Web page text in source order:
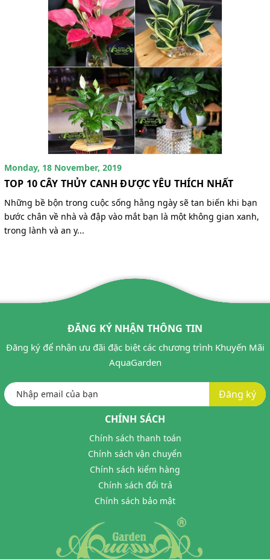
Monday, 18 November, 2019
TOP 10 CÂY THỦY CANH ĐƯỢC YÊU THÍCH NHẤT
Những bề bộn trong cuộc sống hằng ngày sẽ tan biến khi bạn
bước chân về nhà và đập vào mắt bạn là một không gian xanh,
trong lành và an y...
ĐĂNG KÝ NHẬN THÔNG TIN
Đăng ký để nhận ưu đãi đặc biệt các chương trình Khuyến Mãi
AquaGarden
Đăng ký
CHÍNH SÁCH
Chính sách thanh toán
Chính sách vận chuyển
Chính sách kiểm hàng
Chính sách đổi trả
Chính sách bảo mật